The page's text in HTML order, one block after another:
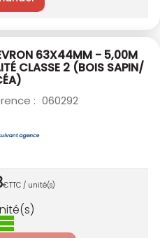
63X44MM - 5,00M
CLASSE 2 (BOIS SAPIN/
: 060292
€TTC / unité(s)